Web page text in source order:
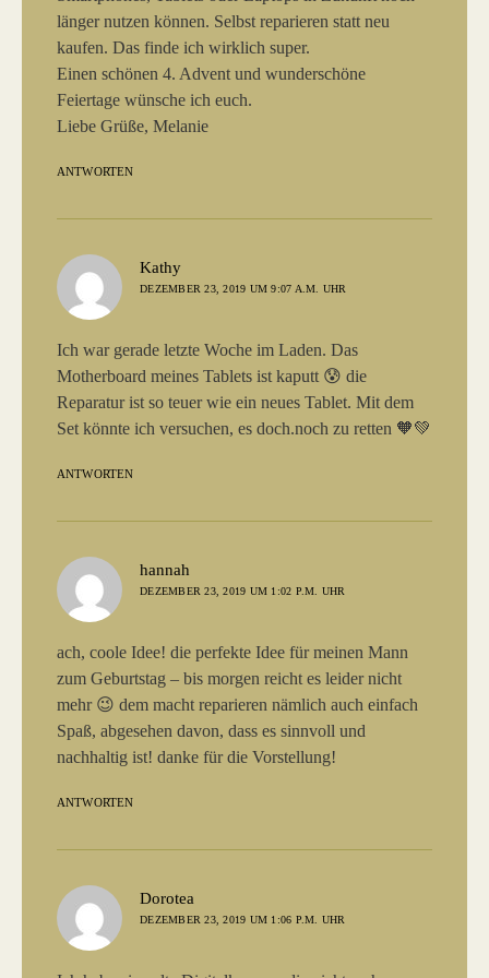
länger nutzen können. Selbst reparieren statt neu
kaufen. Das finde ich wirklich super.
Einen schönen 4. Advent und wunderschöne
Feiertage wünsche ich euch.
Liebe Grüße, Melanie
ANTWORTEN
Kathy
DEZEMBER 23, 2019 UM 9:07 A.M. UHR
Ich war gerade letzte Woche im Laden. Das
Motherboard meines Tablets ist kaputt 😰 die
Reparatur ist so teuer wie ein neues Tablet. Mit dem
Set könnte ich versuchen, es doch.noch zu retten 🧡💚
ANTWORTEN
hannah
DEZEMBER 23, 2019 UM 1:02 P.M. UHR
ach, coole Idee! die perfekte Idee für meinen Mann
zum Geburtstag – bis morgen reicht es leider nicht
mehr 😉 dem macht reparieren nämlich auch einfach
Spaß, abgesehen davon, dass es sinnvoll und
nachhaltig ist! danke für die Vorstellung!
ANTWORTEN
Dorotea
DEZEMBER 23, 2019 UM 1:06 P.M. UHR